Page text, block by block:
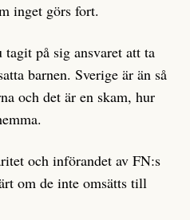
inget görs fort.
på sig ansvaret att ta
barnen. Sverige är än så
och det är en skam, hur
och införandet av FN:s
om de inte omsätts till